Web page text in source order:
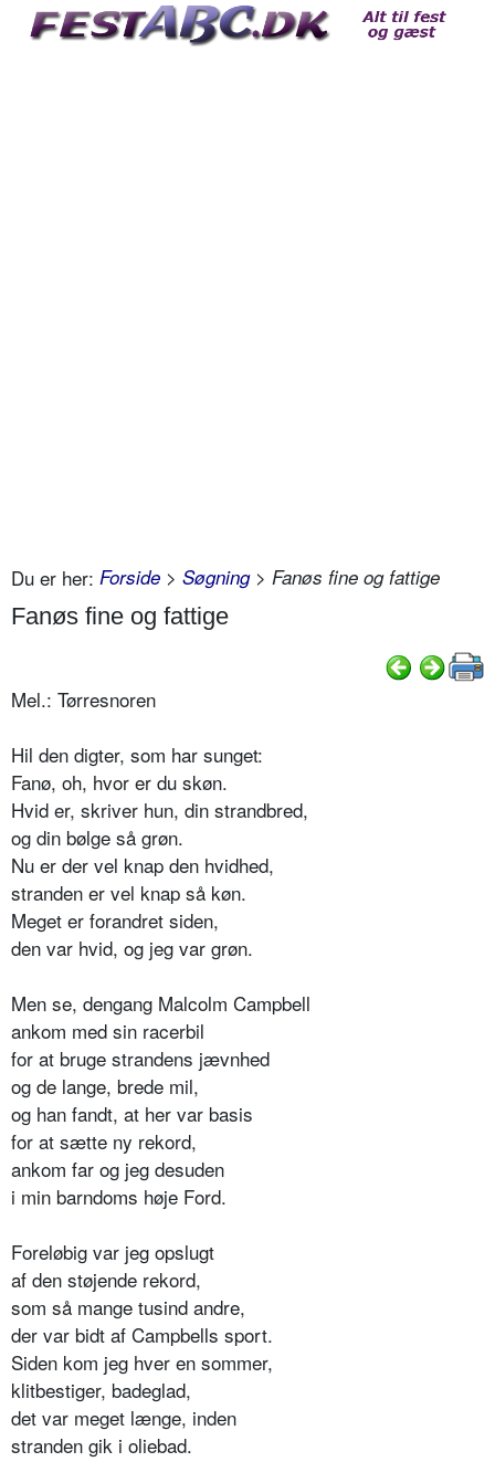
Du er her: Forside > Søgning> Fanøs fine og fattige
Fanøs fine og fattige
Mel.: Tørresnoren
Hil den digter, som har sunget:
Fanø, oh, hvor er du skøn.
Hvid er, skriver hun, din strandbred,
og din bølge så grøn.
Nu er der vel knap den hvidhed,
stranden er vel knap så køn.
Meget er forandret siden,
den var hvid, og jeg var grøn.
Men se, dengang Malcolm Campbell
ankom med sin racerbil
for at bruge strandens jævnhed
og de lange, brede mil,
og han fandt, at her var basis
for at sætte ny rekord,
ankom far og jeg desuden
i min barndoms høje Ford.
Foreløbig var jeg opslugt
af den støjende rekord,
som så mange tusind andre,
der var bidt af Campbells sport.
Siden kom jeg hver en sommer,
klitbestiger, badeglad,
det var meget længe, inden
stranden gik i oliebad.